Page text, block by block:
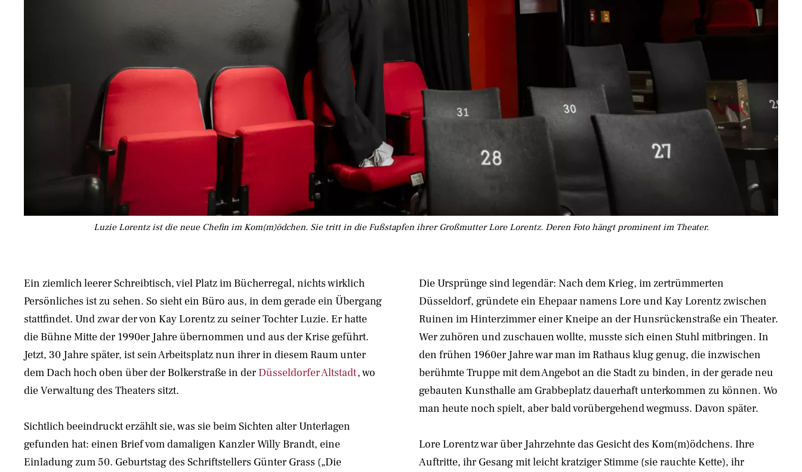
Luzie Lorentz ist die neue Chefin im Kom(m)ödchen. Sie tritt in die Fußstapfen ihrer Großmutter Lore Lorentz. Deren Foto hängt prominent im Theater.
Ein ziemlich leerer Schreibtisch, viel Platz im Bücherregal, nichts wirklich
Persönliches ist zu sehen. So sieht ein Büro aus, in dem gerade ein Übergang
stattfindet. Und zwar der von Kay Lorentz zu seiner Tochter Luzie. Er hatte
die Bühne Mitte der 1990er Jahre übernommen und aus der Krise geführt.
Jetzt, 30 Jahre später, ist sein Arbeitsplatz nun ihrer in diesem Raum unter
dem Dach hoch oben über der Bolkerstraße in der Düsseldorfer Altstadt, wo
die Verwaltung des Theaters sitzt.
Sichtlich beeindruckt erzählt sie, was sie beim Sichten alter Unterlagen
gefunden hat: einen Brief vom damaligen Kanzler Willy Brandt, eine
Einladung zum 50. Geburtstag des Schriftstellers Günter Grass („Die
Die Ursprünge sind legendär: Nach dem Krieg, im zertrümmerten
Düsseldorf, gründete ein Ehepaar namens Lore und Kay Lorentz zwischen
Ruinen im Hinterzimmer einer Kneipe an der Hunsrückenstraße ein Theater.
Wer zuhören und zuschauen wollte, musste sich einen Stuhl mitbringen. In
den frühen 1960er Jahre war man im Rathaus klug genug, die inzwischen
berühmte Truppe mit dem Angebot an die Stadt zu binden, in der gerade neu
gebauten Kunsthalle am Grabbeplatz dauerhaft unterkommen zu können. Wo
man heute noch spielt, aber bald vorübergehend wegmuss. Davon später.
Lore Lorentz war über Jahrzehnte das Gesicht des Kom(m)ödchens. Ihre
Auftritte, ihr Gesang mit leicht kratziger Stimme (sie rauchte Kette), ihr